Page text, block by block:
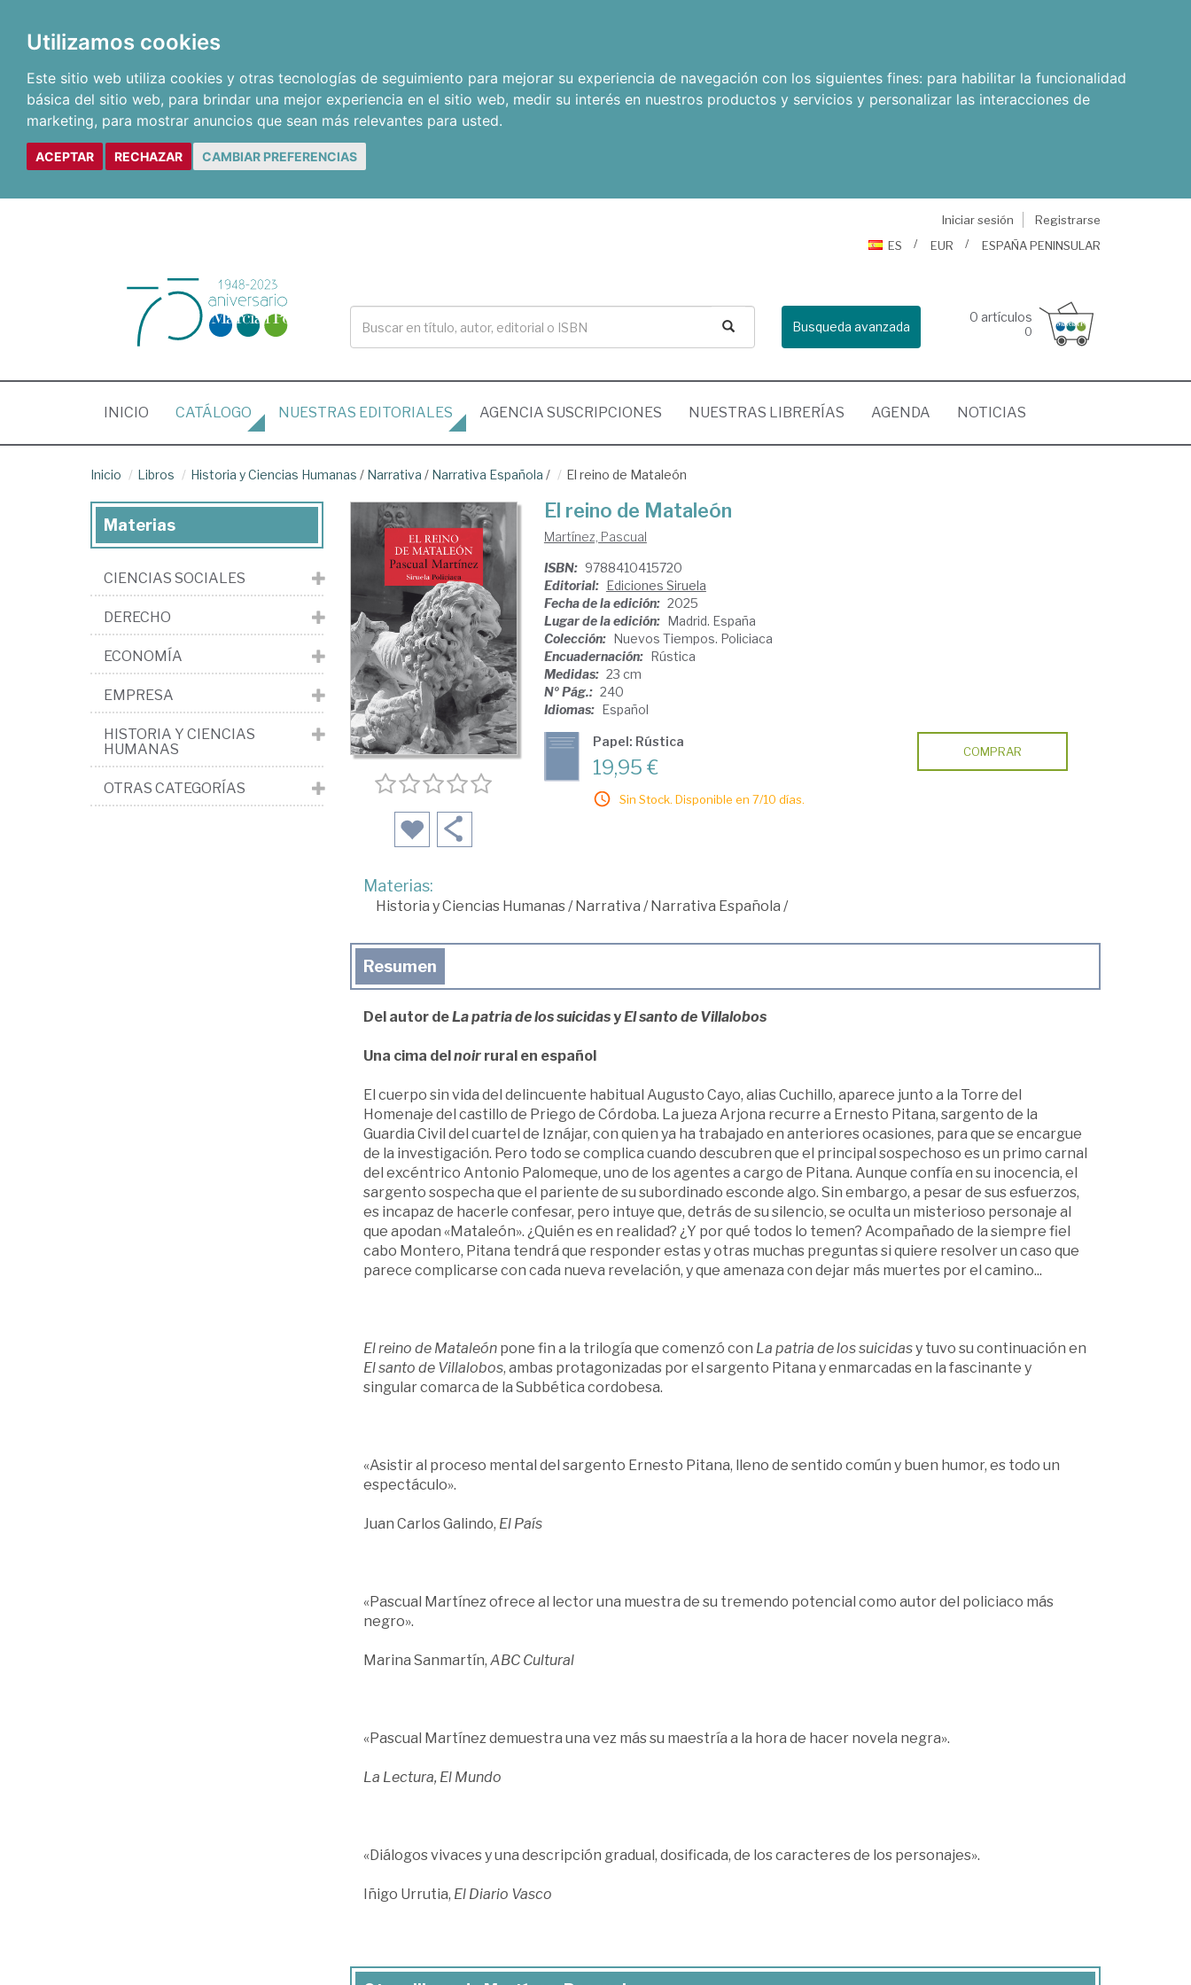
Utilizamos cookies
Este sitio web utiliza cookies y otras tecnologías de seguimiento para mejorar su experiencia de navegación con los siguientes fines: para habilitar la funcionalidad
básica del sitio web, para brindar una mejor experiencia en el sitio web, medir su interés en nuestros productos y servicios y personalizar las interacciones de
marketing, para mostrar anuncios que sean más relevantes para usted.
ACEPTAR RECHAZAR CAMBIAR PREFERENCIAS
Iniciar sesión
Registrarse
ES
EUR ESPAÑA PENINSULAR
Busqueda avanzada
0 artículos
0
INICIO (CURRENT)
CATÁLOGO NUESTRAS EDITORIALES AGENCIA SUSCRIPCIONES NUESTRAS LIBRERÍAS AGENDA NOTICIAS
Inicio Libros Historia y Ciencias Humanas / Narrativa / Narrativa Española / El reino de Mataleón
El reino de Mataleón
Martínez, Pascual
ISBN: 9788410415720
Editorial: Ediciones Siruela
Fecha de la edición: 2025
Lugar de la edición: Madrid. España
Colección: Nuevos Tiempos. Policiaca
Encuadernación: Rústica
Medidas: 23 cm
Nº Pág.: 240
Idiomas: Español
Papel: Rústica
19,95 €
Sin Stock. Disponible en 7/10 días.
COMPRAR
Materias:
Historia y Ciencias Humanas/Narrativa /Narrativa Española /
Resumen
Del autor deLa patria de los suicidasyEl santo de Villalobos
Una cima delnoirrural en español
El cuerpo sin vida del delincuente habitual Augusto Cayo, alias Cuchillo, aparece junto a la Torre del
Homenaje del castillo de Priego de Córdoba. La jueza Arjona recurre a Ernesto Pitana, sargento de la
Guardia Civil del cuartel de Iznájar, con quien ya ha trabajado en anteriores ocasiones, para que se encargue
de la investigación. Pero todo se complica cuando descubren que el principal sospechoso es un primo carnal
del excéntrico Antonio Palomeque, uno de los agentes a cargo de Pitana. Aunque confía en su inocencia, el
sargento sospecha que el pariente de su subordinado esconde algo. Sin embargo, a pesar de sus esfuerzos,
es incapaz de hacerle confesar, pero intuye que, detrás de su silencio, se oculta un misterioso personaje al
que apodan «Mataleón». ¿Quién es en realidad? ¿Y por qué todos lo temen? Acompañado de la siempre fiel
cabo Montero, Pitana tendrá que responder estas y otras muchas preguntas si quiere resolver un caso que
parece complicarse con cada nueva revelación, y que amenaza con dejar más muertes por el camino...
El reino de Mataleónpone fin a la trilogía que comenzó con La patria de los suicidasy tuvo su continuación en
El santo de Villalobos, ambas protagonizadas por el sargento Pitana y enmarcadas en la fascinante y
singular comarca de la Subbética cordobesa.
«Asistir al proceso mental del sargento Ernesto Pitana, lleno de sentido común y buen humor, es todo un
espectáculo».
Juan Carlos Galindo, El País
«Pascual Martínez ofrece al lector una muestra de su tremendo potencial como autor del policiaco más
negro».
Marina Sanmartín, ABC Cultural
«Pascual Martínez demuestra una vez más su maestría a la hora de hacer novela negra».
La Lectura, El Mundo
«Diálogos vivaces y una descripción gradual, dosificada, de los caracteres de los personajes».
Iñigo Urrutia, El Diario Vasco
Materias
CIENCIAS SOCIALES
DERECHO
ECONOMÍA
EMPRESA
HISTORIA Y CIENCIAS
HUMANAS
OTRAS CATEGORÍAS